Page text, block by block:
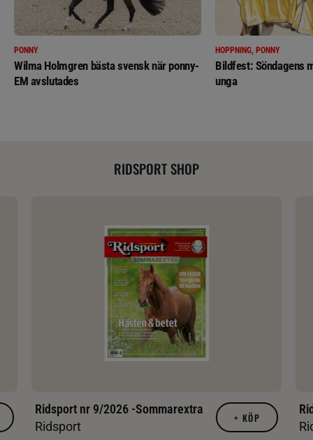
PONNY
Wilma Holmgren bästa svensk när ponny-
EM avslutades
HOPPNING, PONNY
Bildfest: Söndagens
unga
RIDSPORT SHOP
Ridsport nr 9/2026 -Sommarextra
Ridsport
+ KÖP